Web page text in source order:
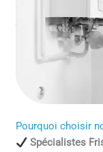
Pourquoi choisir
Spécialistes